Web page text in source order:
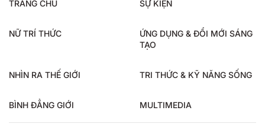
TRANG CHỦ SỰ KIỆN
NỮ TRÍ THỨC
ỨNG DỤNG & ĐỔI MỚI SÁNG
TẠO
NHÌN RA THẾ GIỚI TRI THỨC & KỸ NĂNG SỐNG
BÌNH ĐẲNG GIỚI MULTIMEDIA